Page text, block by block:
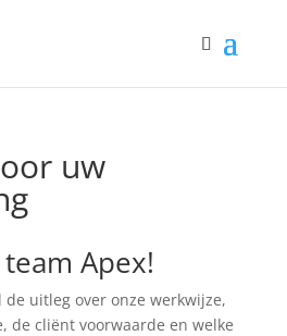
uw
Apex!
de uitleg over onze werkwijze,
de cliënt voorwaarde en welke